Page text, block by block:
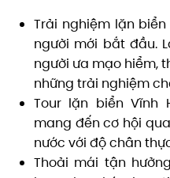
Trải nghiệm lặn
người mới bắt đầu.
người ưa mạo hiểm,
những trải nghiệm
Tour lặn biển Vĩnh
mang đến cơ hội
nước với độ chân
Thoải mái tận